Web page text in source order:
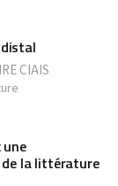
CIAIS
de la littérature